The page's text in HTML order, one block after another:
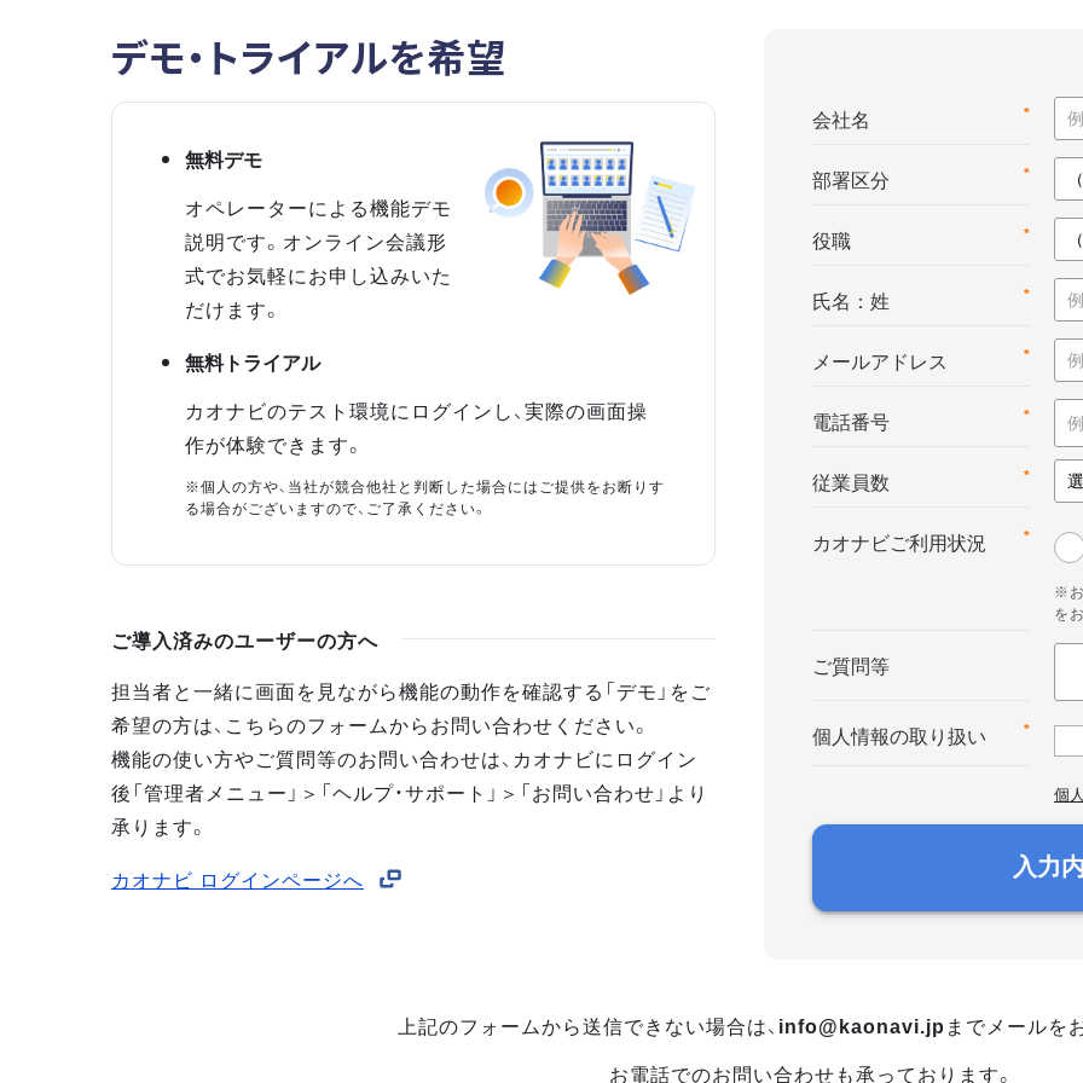
デモ・トライアルを希望
無料デモ
オペレーターによる機能デモ
説明です。オンライン会議形
式でお気軽にお申し込みいた
だけます。
無料トライアル
カオナビのテスト環境にログインし、実際の画面操
作が体験できます。
※個人の方や、当社が競合他社と判断した場合にはご提供をお断りす
る場合がございますので、ご了承ください。
ご導入済みのユーザーの方へ
担当者と一緒に画面を見ながら機能の動作を確認する「デモ」をご
希望の方は、こちらのフォームからお問い合わせください。
機能の使い方やご質問等のお問い合わせは、カオナビにログイン
後「管理者メニュー」＞「ヘルプ・サポート」＞「お問い合わせ」より
承ります。
カオナビ ログインページへ
*
会社名
*
部署区分
*
役職
*
氏名：姓
*
メールアドレス
*
電話番号
*
従業員数
*
カオナビご利用状況
※お
を
ご質問等
*
個人情報の取り扱い
個
入力
上記のフォームから送信できない場合は、 info@kaonavi.jp までメールを
お電話でのお問い合わせも承っております。